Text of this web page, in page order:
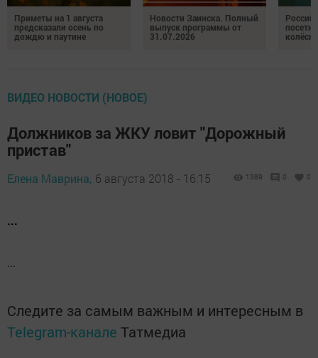
Приметы на 1 августа
предсказали осень по
дождю и паутине
Новости Заинска. Полный
выпуск программы от
31.07.2026
ВИДЕО НОВОСТИ (НОВОЕ)
Должников за ЖКУ ловит "Дорожный
пристав"
Елена Маврина, 6 августа 2018 - 16:15 1389 0 0
...
...
Следите за самым важным и интересным в
Telegram-канале Татмедиа